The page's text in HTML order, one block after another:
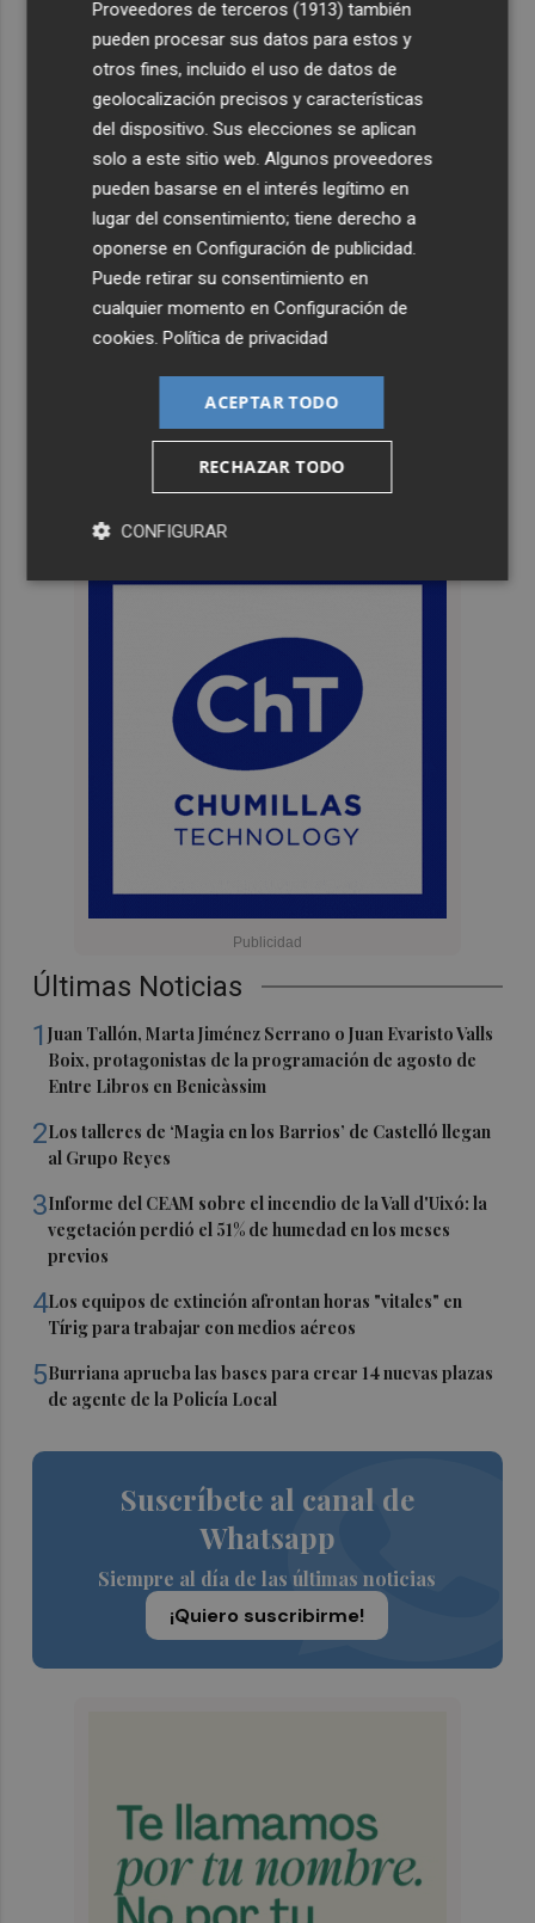
Últimas Noticias
1Juan Tallón, Marta Jiménez Serrano o Juan Evaristo Valls
Boix, protagonistas de la programación de agosto de
Entre Libros en Benicàssim
2Los talleres de ‘Magia en los Barrios’ de Castelló llegan
al Grupo Reyes
3Informe del CEAM sobre el incendio de la Vall d'Uixó: la
vegetación perdió el 51% de humedad en los meses
previos
4Los equipos de extinción afrontan horas "vitales" en
Tírig para trabajar con medios aéreos
5Burriana aprueba las bases para crear 14 nuevas plazas
de agente de la Policía Local
Suscríbete al canal de
Whatsapp
Siempre al día de las últimas noticias
¡Quiero suscribirme!
Proveedores de terceros (1913) también
pueden procesar sus datos para estos y
otros fines, incluido el uso de datos de
geolocalización precisos y características
del dispositivo. Sus elecciones se aplican
solo a este sitio web. Algunos proveedores
pueden basarse en el interés legítimo en
lugar del consentimiento; tiene derecho a
oponerse enConfiguración de publicidad
Puede retirar su consentimiento en
cualquier momento enConfiguración de
cookies .Política de privacidad
ACEPTAR TODO
RECHAZAR TODO
CONFIGURAR